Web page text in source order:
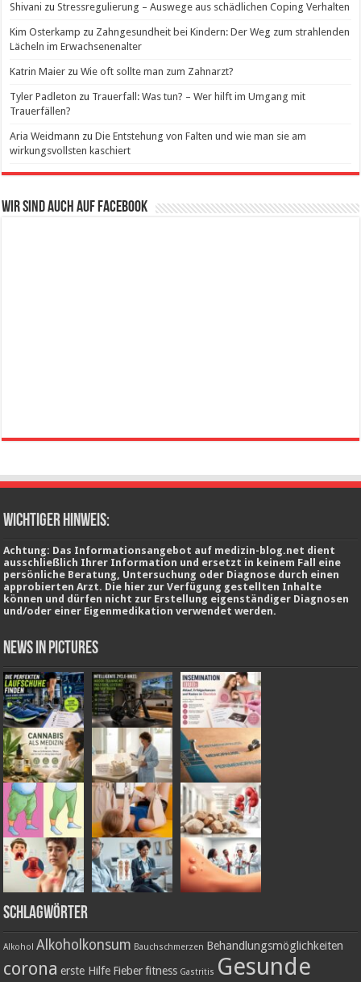
Shivani zuStressregulierung – Auswege aus schädlichen Coping Verhalten
Kim Osterkamp zu Zahngesundheit bei Kindern: Der Weg zum strahlenden
Lächeln im Erwachsenenalter
Katrin Maier zuWie oft sollte man zum Zahnarzt?
Tyler Padleton zu Trauerfall: Was tun? – Wer hilft im Umgang mit
Trauerfällen?
Aria Weidmann zuDie Entstehung von Falten und wie man sie am
wirkungsvollsten kaschiert
Wir sind auch auf Facebook
wichtiger Hinweis:
Achtung: Das Informationsangebot auf medizin-blog.net dient
ausschließlich Ihrer Information und ersetzt in keinem Fall eine
persönliche Beratung, Untersuchung oder Diagnose durch einen
approbierten Arzt. Die hier zur Verfügung gestellten Inhalte
können und dürfen nicht zur Erstellung eigenständiger Diagnosen
und/oder einer Eigenmedikation verwendet werden.
News in Pictures
Schlagwörter
Alkohol Alkoholkonsum Bauchschmerzen Behandlungsmöglichkeiten
corona erste Hilfe Fieber fitness Gastritis Gesunde